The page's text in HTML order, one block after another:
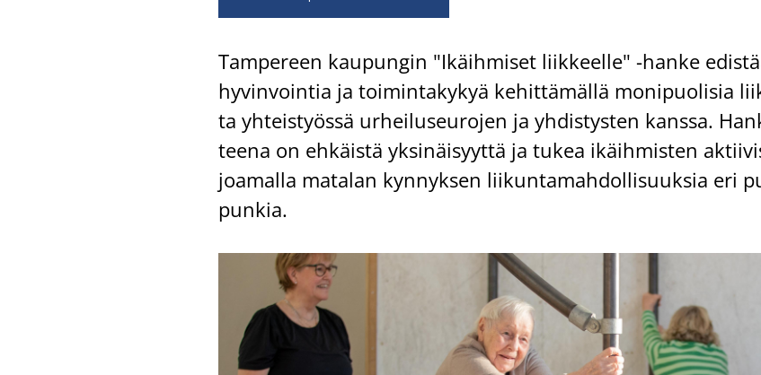
Tam­pe­reen kau­pun­gin "Ikäih­mi­set liik­keel­le" -​hanke
hy­vin­voin­tia ja toi­min­ta­ky­kyä ke­hit­tä­mäl­lä mo­ni­puo­li­sia
ta yh­teis­työs­sä ur­hei­luseu­ro­jen ja yh­dis­tys­ten kans­sa.
tee­na on eh­käis­tä yk­si­näi­syyt­tä ja tukea ikäih­mis­ten
joa­mal­la ma­ta­lan kyn­nyk­sen lii­kun­ta­mah­dol­li­suuk­sia eri
pun­kia.